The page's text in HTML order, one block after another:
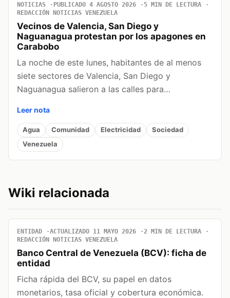
NOTICIAS PUBLICADO 4 AGOSTO 2026
5 MIN DE LECTURA
REDACCIÓN NOTICIAS VENEZUELA
Vecinos de Valencia, San Diego y
Naguanagua protestan por los apagones en
Carabobo
La noche de este lunes, habitantes de al menos
siete sectores de Valencia, San Diego y
Naguanagua salieron a las calles para…
Leer nota
Agua Comunidad Electricidad
Sociedad
Venezuela
Wiki relacionada
ENTIDAD ACTUALIZADO 11 MAYO 2026
2 MIN DE LECTURA
REDACCIÓN NOTICIAS VENEZUELA
Banco Central de Venezuela (BCV): ficha de
entidad
Ficha rápida del BCV, su papel en datos
monetarios, tasa oficial y cobertura económica.